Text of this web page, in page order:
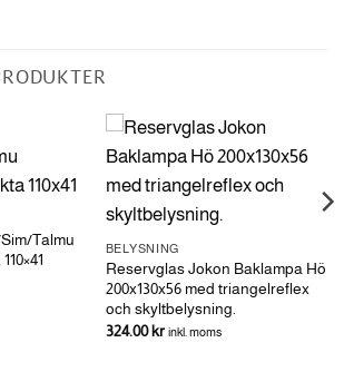
Talmu
BELYSNING
Reservglas Jokon Baklampa Hö
200x130x56 med triangelreflex
och skyltbelysning.
324.00kr inkl. moms